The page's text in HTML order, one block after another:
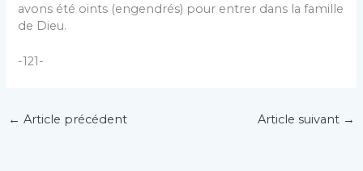
avons été oints (engendrés) pour entrer dans la famille
de Dieu.
-121-
← Article précédent Article suivant →